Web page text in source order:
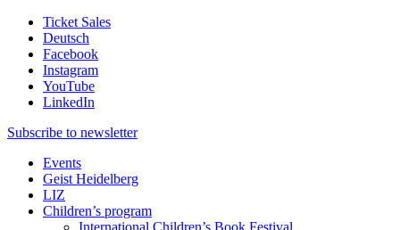
Ticket Sales
Deutsch
Facebook
Instagram
YouTube
LinkedIn
Subscribe to newsletter
Events
Geist Heidelberg
LIZ
Children’s program
International Children’s Book Festival